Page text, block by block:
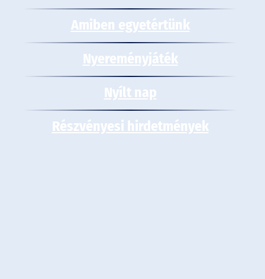
Amiben egyetértünk
Nyereményjáték
Nyílt nap
Részvényesi hirdetmények